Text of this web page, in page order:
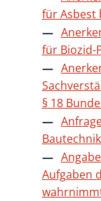
für Asbest
für Biozid-
§ 18
Aufgaben